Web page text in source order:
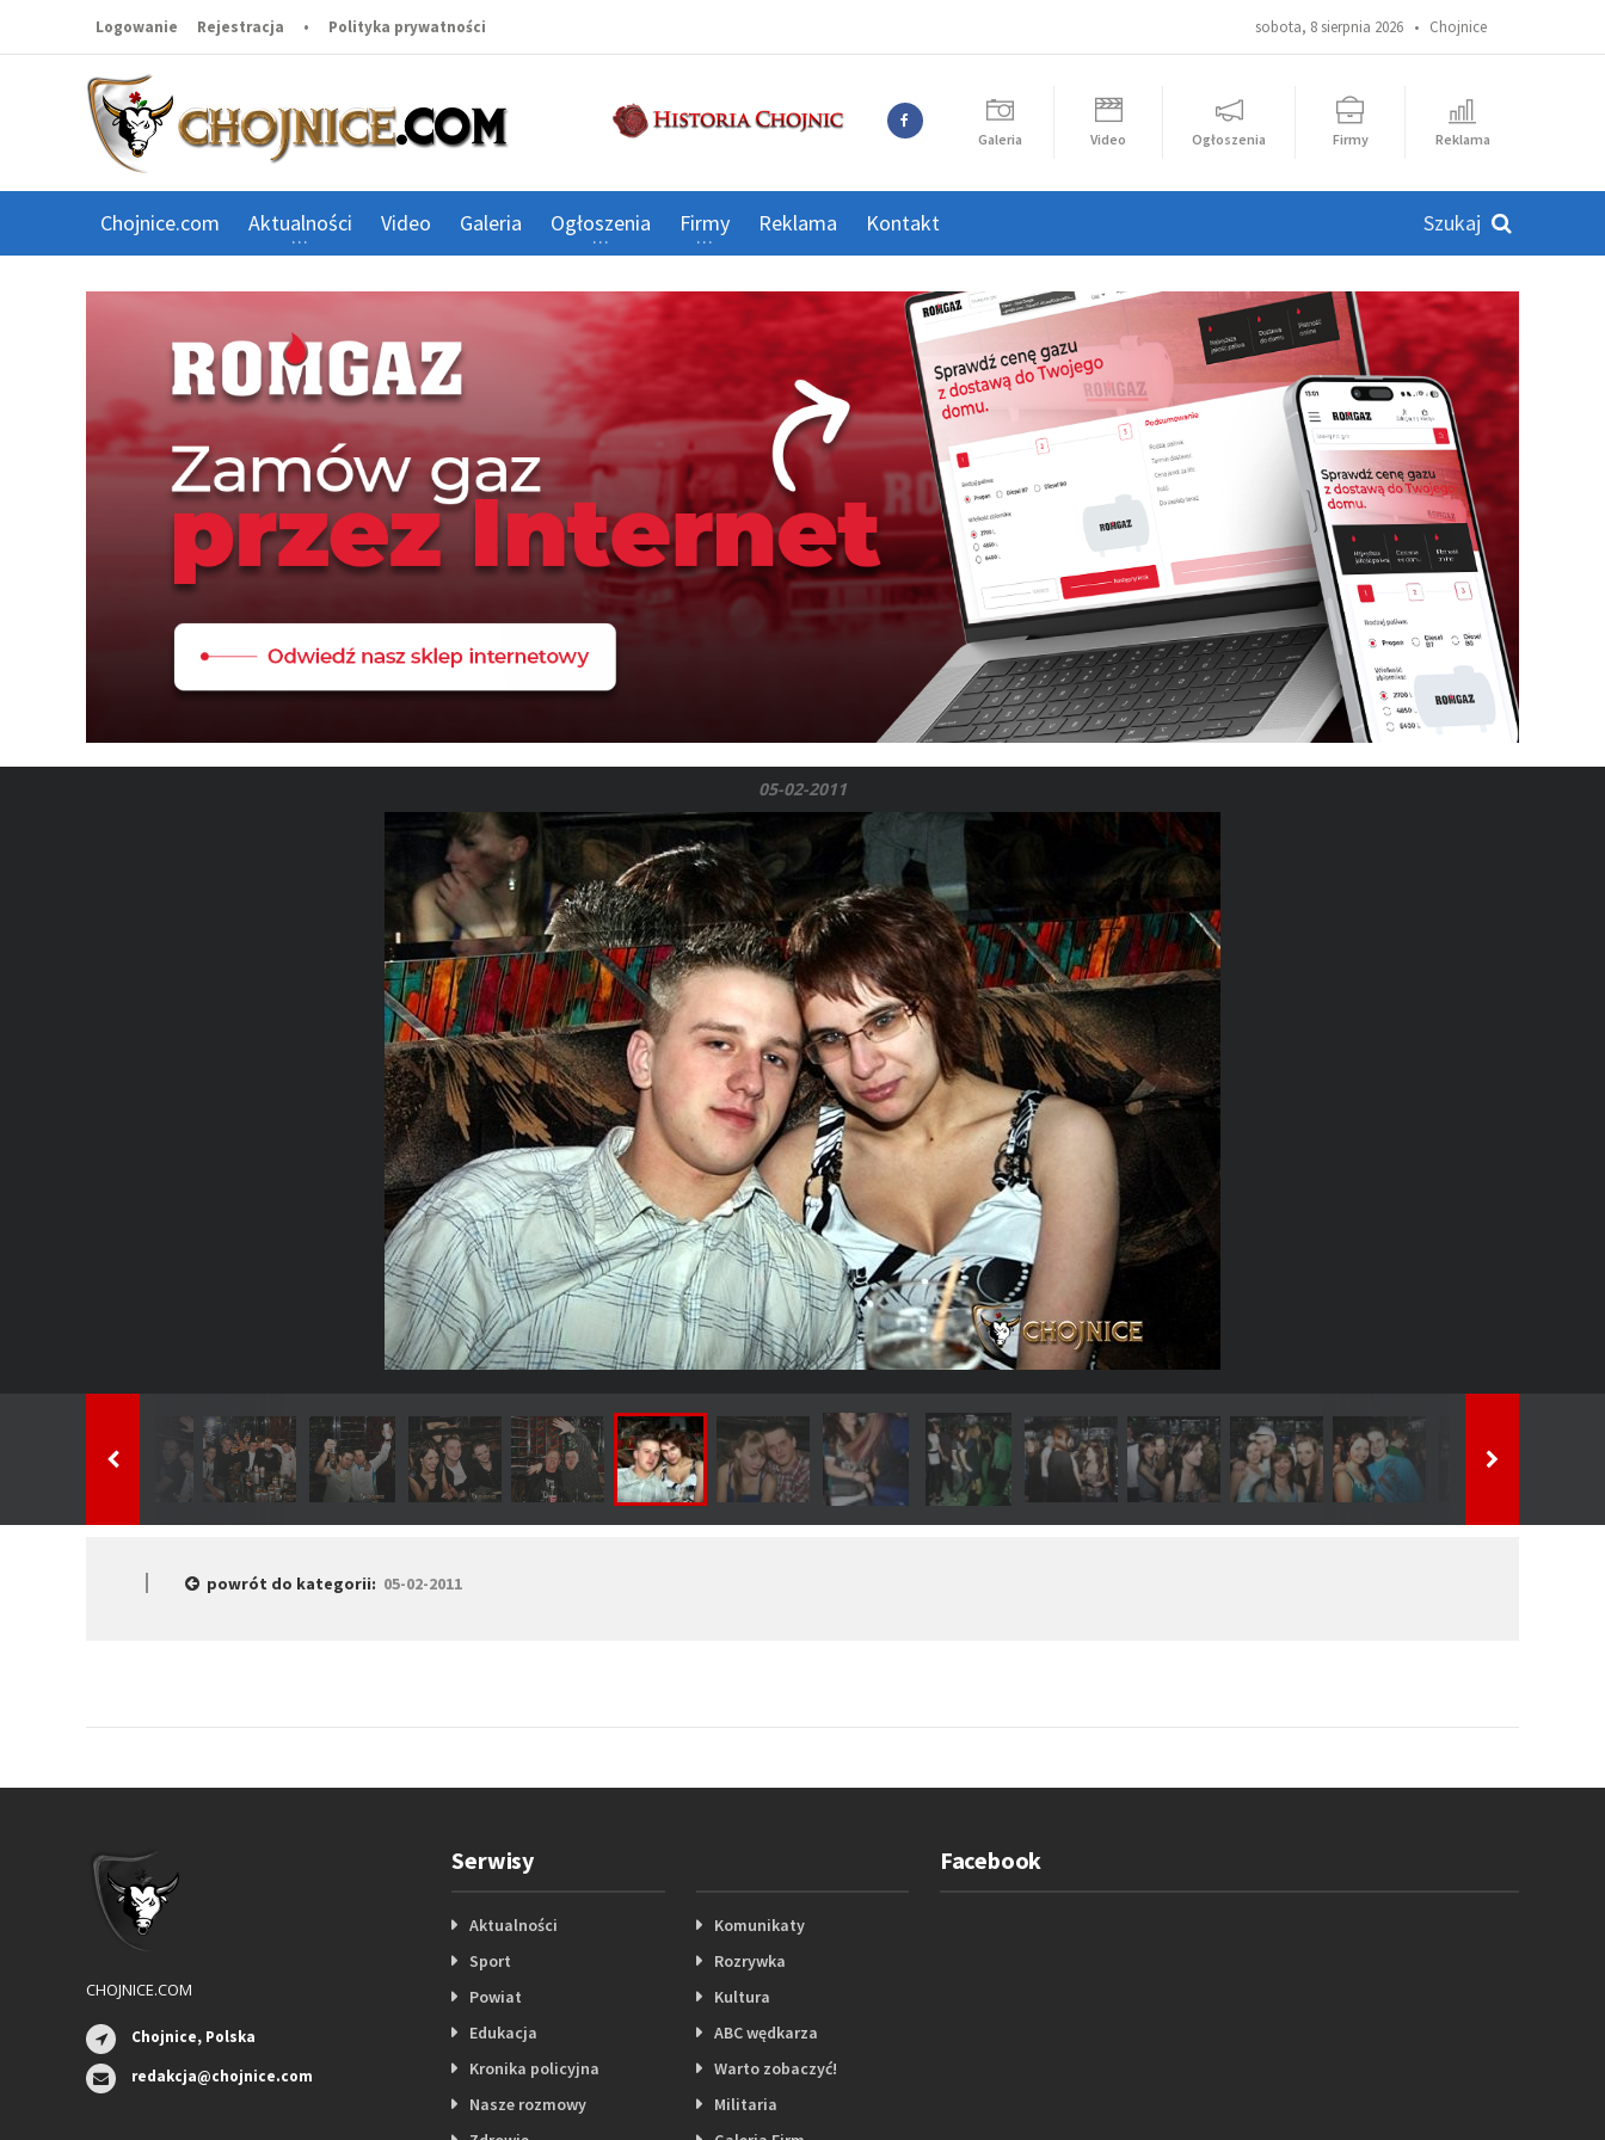
sobota, 8 sierpnia 2026 • Chojnice
Logowanie Rejestracja • Polityka prywatności
Galeria Video Ogłoszenia Firmy Reklama
Chojnice.com Aktualności Video Galeria Ogłoszenia Firmy Reklama Kontakt
05-02-2011
powrót do kategorii: 05-02-2011
CHOJNICE.COM
Chojnice, Polska
redakcja@chojnice.com
Serwisy
Aktualności
Sport
Powiat
Edukacja
Kronika policyjna
Nasze rozmowy
Komunikaty
Rozrywka
Kultura
ABC wędkarza
Warto zobaczyć!
Militaria
Facebook